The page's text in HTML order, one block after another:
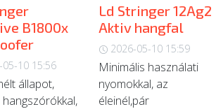
B1800x
05-10 15:56
állapot,
Ld Stringer 12Ag2
Aktiv hangfal
2026-05-10 15:59
Minimális használati
nyomokkal, az
éleinél,pár